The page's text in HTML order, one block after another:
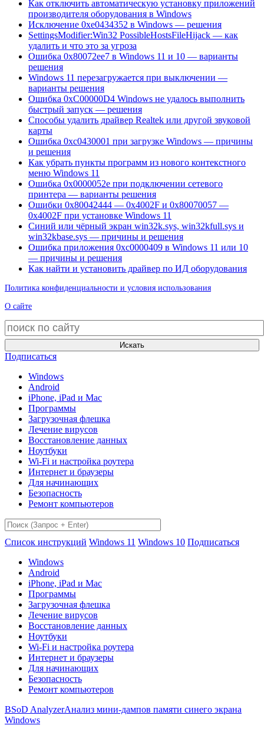
Как отключить автоматическую установку приложений
производителя оборудования в Windows
Исключение 0xe0434352 в Windows — решения
SettingsModifier:Win32 PossibleHostsFileHijack — как
удалить и что это за угроза
Ошибка 0x80072ee7 в Windows 11 и 10 — варианты
решения
Windows 11 перезагружается при выключении —
варианты решения
Ошибка 0xC00000D4 Windows не удалось выполнить
быстрый запуск — решения
Способы удалить драйвер Realtek или другой звуковой
карты
Ошибка 0xc0430001 при загрузке Windows — причины
и решения
Как убрать пункты программ из нового контекстного
меню Windows 11
Ошибка 0x0000052e при подключении сетевого
принтера — варианты решения
Ошибки 0x80042444 — 0x4002F и 0x80070057 —
0x4002F при установке Windows 11
Синий или чёрный экран win32k.sys, win32kfull.sys и
win32kbase.sys — причины и решения
Ошибка приложения 0xc0000409 в Windows 11 или 10
— причины и решения
Как найти и установить драйвер по ИД оборудования
Политика конфиденциальности и условия использования
О сайте
Искать
Подписаться
Windows
Android
iPhone, iPad и Mac
Программы
Загрузочная флешка
Лечение вирусов
Восстановление данных
Ноутбуки
Wi-Fi и настройка роутера
Интернет и браузеры
Для начинающих
Безопасность
Ремонт компьютеров
Список инструкций Windows 11 Windows 10 Подписаться
Windows
Android
iPhone, iPad и Mac
Программы
Загрузочная флешка
Лечение вирусов
Восстановление данных
Ноутбуки
Wi-Fi и настройка роутера
Интернет и браузеры
Для начинающих
Безопасность
Ремонт компьютеров
BSoD AnalyzerАнализ мини-дампов памяти синего экрана
Windows